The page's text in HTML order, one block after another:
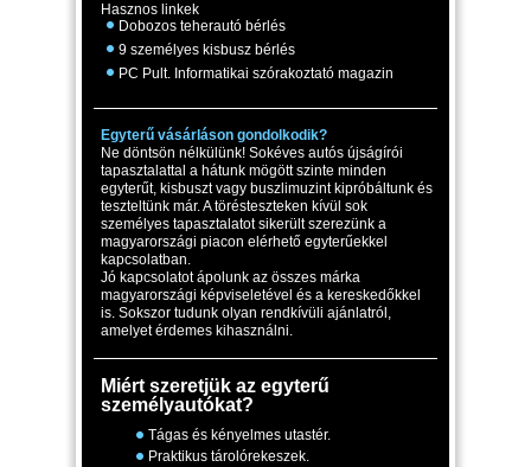
Hasznos linkek
Dobozos teherautó bérlés
9 személyes kisbusz bérlés
PC Pult. Informatikai szórakoztató magazin
Egyterű vásárláson gondolkodik?
Ne döntsön nélkülünk! Sokéves autós újságírói
tapasztalattal a hátunk mögött szinte minden
egyterűt, kisbuszt vagy buszlimuzint kipróbáltunk és
teszteltünk már. A törésteszteken kívül sok
személyes tapasztalatot sikerült szerezünk a
magyarországi piacon elérhető egyterűekkel
kapcsolatban.
Jó kapcsolatot ápolunk az összes márka
magyarországi képviseletével és a kereskedőkkel
is. Sokszor tudunk olyan rendkívüli ajánlatról,
amelyet érdemes kihasználni.
Miért szeretjük az egyterű
személyautókat?
Tágas és kényelmes utastér.
Praktikus tárolórekeszek.